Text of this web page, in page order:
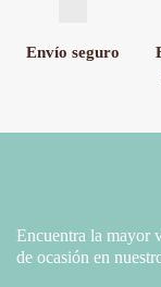
Envío seguro
Encuentra la mayor
de ocasión en